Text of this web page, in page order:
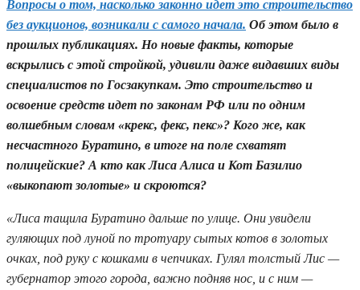
Вопросы о том, насколько законно идет это строительство
без аукционов, возникали с самого начала. Об этом было в
прошлых публикациях. Но новые факты, которые
вскрылись с этой стройкой, удивили даже видавших виды
специалистов по Госзакупкам. Это строительство и
освоение средств идет по законам РФ или по одним
волшебным словам «крекс, фекс, пекс»? Кого же, как
несчастного Буратино, в итоге на поле схватят
полицейские? А кто как Лиса Алиса и Кот Базилио
«выкопают золотые» и скроются?
«Лиса тащила Буратино дальше по улице. Они увидели
гуляющих под луной по тротуару сытых котов в золотых
очках, под руку с кошками в чепчиках. Гулял толстый Лис —
губернатор этого города, важно подняв нос, и с ним —